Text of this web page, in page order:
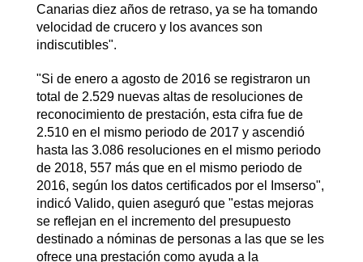
Canarias diez años de retraso, ya se ha tomando
velocidad de crucero y los avances son
indiscutibles".
"Si de enero a agosto de 2016 se registraron un
total de 2.529 nuevas altas de resoluciones de
reconocimiento de prestación, esta cifra fue de
2.510 en el mismo periodo de 2017 y ascendió
hasta las 3.086 resoluciones en el mismo periodo
de 2018, 557 más que en el mismo periodo de
2016, según los datos certificados por el Imserso",
indicó Valido, quien aseguró que "estas mejoras
se reflejan en el incremento del presupuesto
destinado a nóminas de personas a las que se les
ofrece una prestación como ayuda a la